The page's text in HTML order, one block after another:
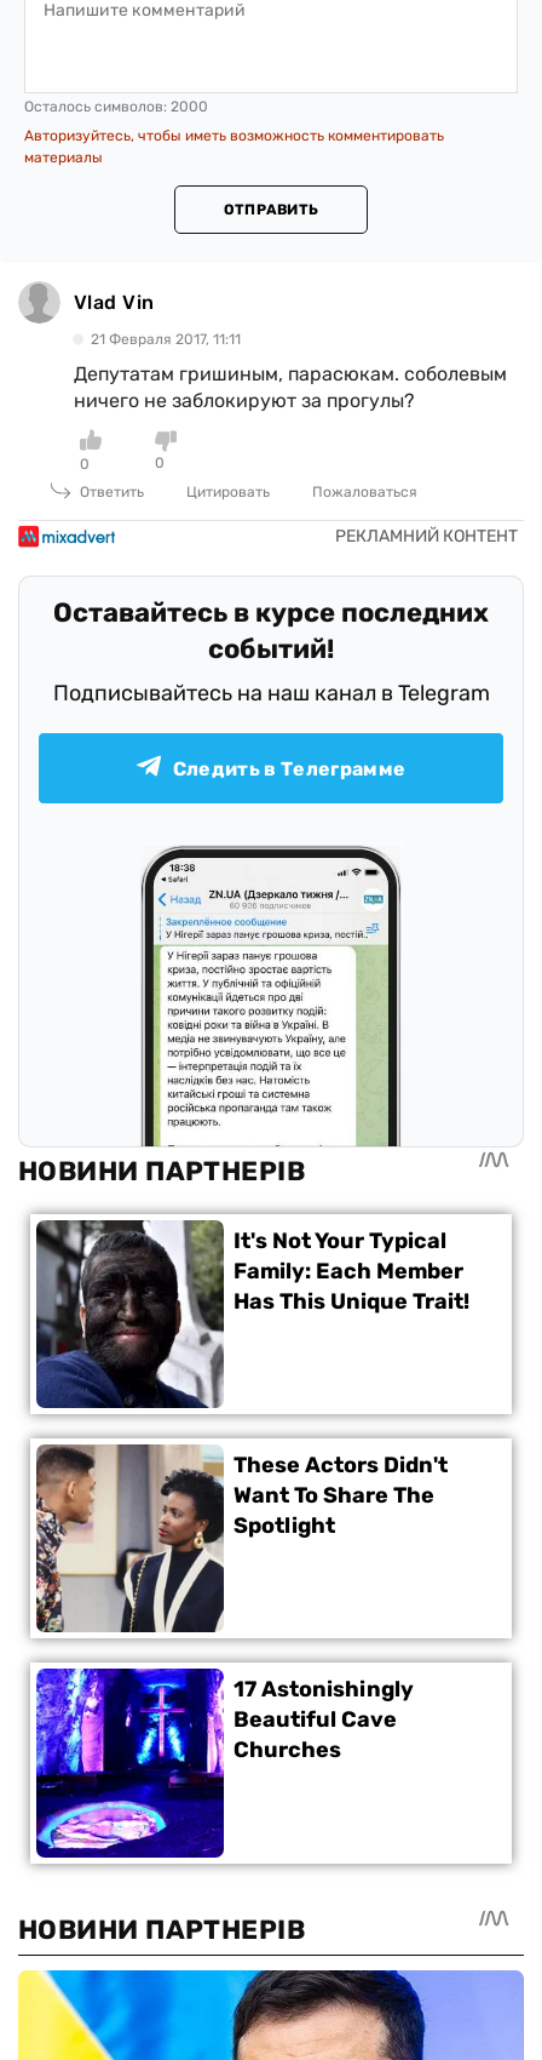
Осталось символов: 2000
Авторизуйтесь, чтобы иметь возможность комментировать
материалы
ОТПРАВИТЬ
Vlad Vin
21 Февраля 2017, 11:11
Депутатам гришиным, парасюкам. соболевым
ничего не заблокируют за прогулы?
0
0
Ответить
Цитировать Пожаловаться
Оставайтесь в курсе последних
событий!
Подписывайтесь на наш канал в Telegram
Следить в Телеграмме